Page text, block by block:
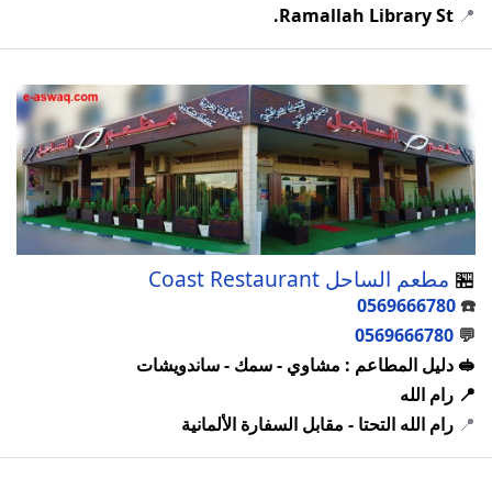
📍
Ramallah Library St.
🏪 مطعم الساحل Coast Restaurant
☎️
0569666780
💬
0569666780
🥪 دليل المطاعم : مشاوي - سمك - ساندويشات
📍 رام الله
📍 رام الله التحتا - مقابل السفارة الألمانية